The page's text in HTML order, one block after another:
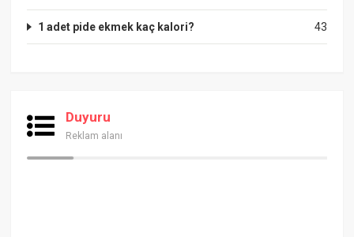
43
1 adet pide ekmek kaç kalori?
Duyuru
Reklam alanı